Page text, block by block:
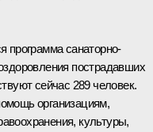
программа санаторно-
пострадавших
сейчас 289 человек.
организациям,
культуры,